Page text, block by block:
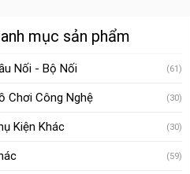
mục sản phẩm
Nối - Bộ Nối (61)
Chơi Công Nghệ (30)
Kiện Khác (30)
(59)